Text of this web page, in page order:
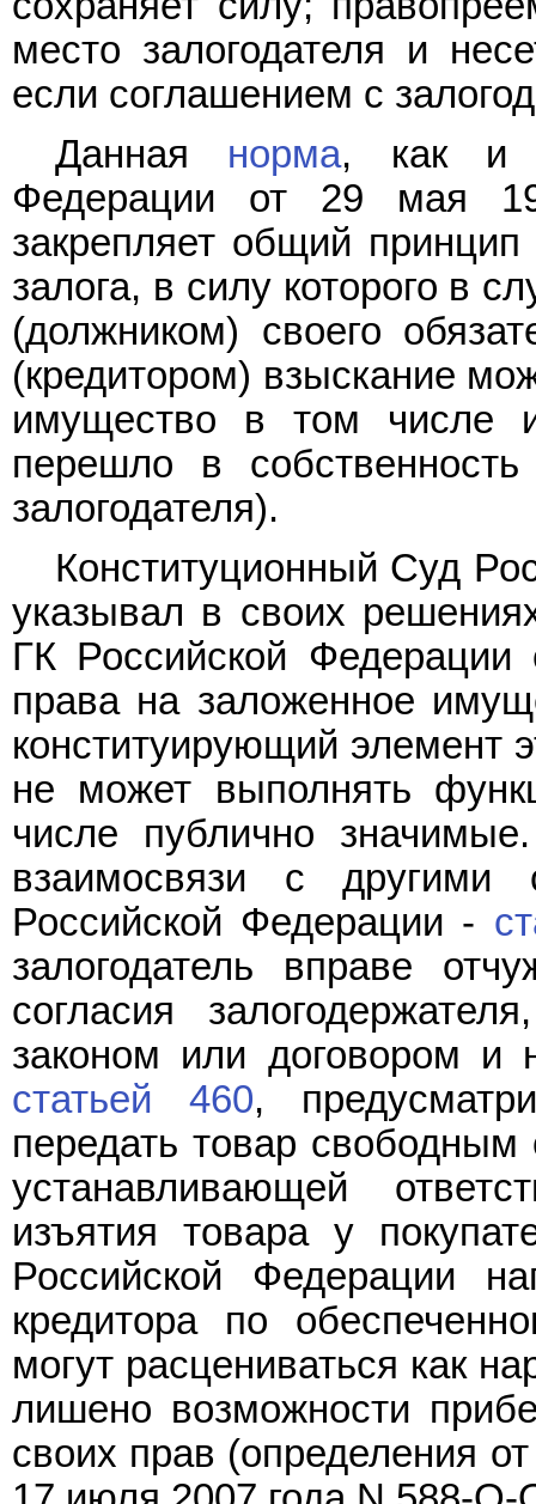
место залогодателя и
если соглашением с
Данная норма, как
Федерации от 29 мая
закрепляет общий
залога, в силу которого в
(должником) своего
(кредитором) взыскание
имущество в том числе
перешло в
залогодателя).
Конституционный Суд
указывал в своих
ГК Российской Федерации
права на заложенное
конституирующий элемент
не может выполнять
числе публично
взаимосвязи с другими
Российской Федерации -
залогодатель вправе
согласия
законом или договором и
статьей 460,
передать товар
устанавливающей
изъятия товара у
Российской Федерации
кредитора по
могут расцениваться как
лишено возможности
своих прав (определения